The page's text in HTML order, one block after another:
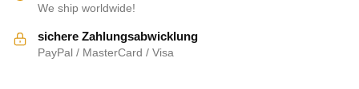
We ship worldwide!
sichere Zahlungsabwicklung
PayPal / MasterCard / Visa